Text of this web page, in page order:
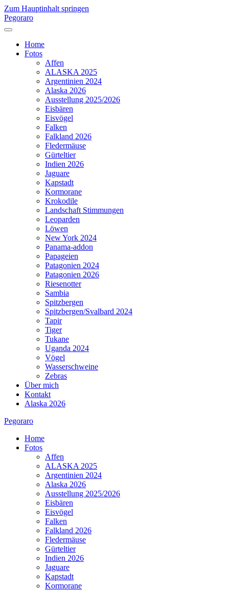
Zum Hauptinhalt springen
Pegoraro
Home
Fotos
Affen
ALASKA 2025
Argentinien 2024
Alaska 2026
Ausstellung 2025/2026
Eisbären
Eisvögel
Falken
Falkland 2026
Fledermäuse
Gürteltier
Indien 2026
Jaguare
Kapstadt
Kormorane
Krokodile
Landschaft Stimmungen
Leoparden
Löwen
New York 2024
Panama-addon
Papageien
Patagonien 2024
Patagonien 2026
Riesenotter
Sambia
Spitzbergen
Spitzbergen/Svalbard 2024
Tapir
Tiger
Tukane
Uganda 2024
Vögel
Wasserschweine
Zebras
Über mich
Kontakt
Alaska 2026
Pegoraro
Home
Fotos
Affen
ALASKA 2025
Argentinien 2024
Alaska 2026
Ausstellung 2025/2026
Eisbären
Eisvögel
Falken
Falkland 2026
Fledermäuse
Gürteltier
Indien 2026
Jaguare
Kapstadt
Kormorane